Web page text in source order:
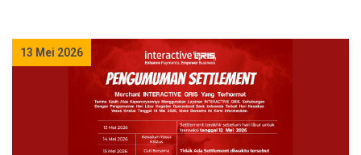
13 Mei 2026